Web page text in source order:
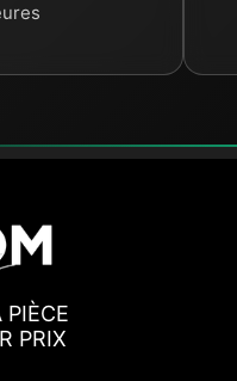
PIÈCE
PRIX